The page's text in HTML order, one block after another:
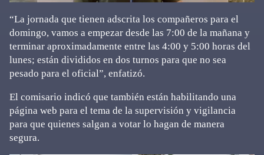
“La jornada que tienen adscrita los compañeros para el
domingo, vamos a empezar desde las 7:00 de la mañana y
terminar aproximadamente entre las 4:00 y 5:00 horas del
lunes; están divididos en dos turnos para que no sea
pesado para el oficial”, enfatizó.
El comisario indicó que también están habilitando una
página web para el tema de la supervisión y vigilancia
para que quienes salgan a votar lo hagan de manera
segura.